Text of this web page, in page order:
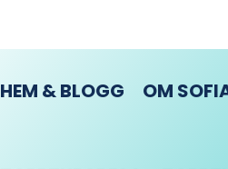
HEM & BLOGG OM